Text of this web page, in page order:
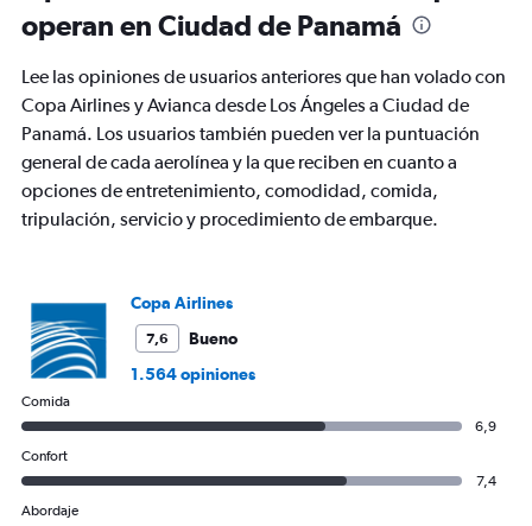
30.
operan en Ciudad de Panamá
Lee las opiniones de usuarios anteriores que han volado con
Copa Airlines y Avianca desde Los Ángeles a Ciudad de
Panamá. Los usuarios también pueden ver la puntuación
general de cada aerolínea y la que reciben en cuanto a
opciones de entretenimiento, comodidad, comida,
tripulación, servicio y procedimiento de embarque.
Copa Airlines
7,6
Bueno
1.564 opiniones
Comida
6,9
Confort
7,4
Abordaje